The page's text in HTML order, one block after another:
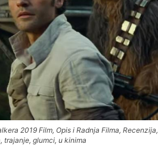
2019 Film, Opis i Radnja Filma, Recenzija,
trajanje, glumci, u kinima